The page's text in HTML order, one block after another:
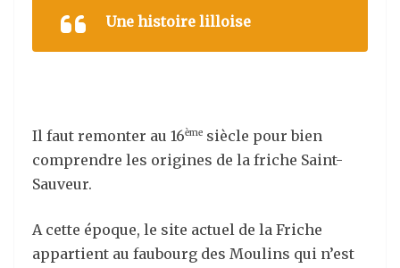
Une histoire lilloise
Il faut remonter au 16ème siècle pour bien
comprendre les origines de la friche Saint-
Sauveur.
A cette époque, le site actuel de la Friche
appartient au faubourg des Moulins qui n’est